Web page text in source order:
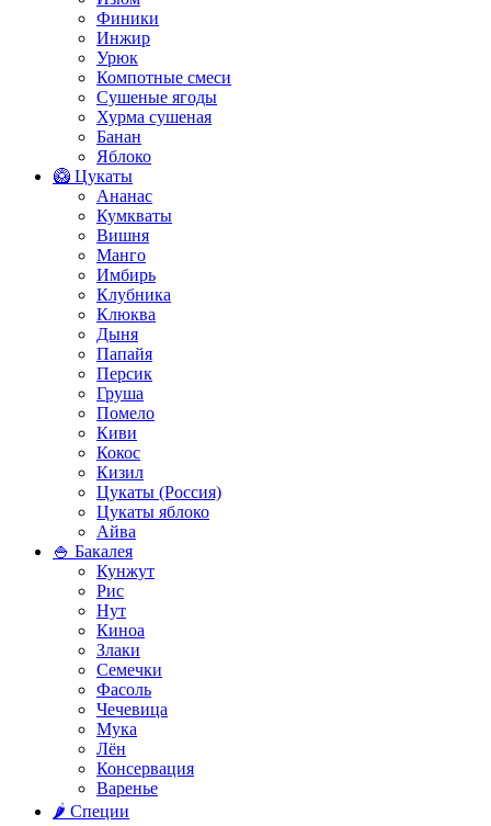
Финики
Инжир
Урюк
Компотные смеси
Сушеные ягоды
Хурма сушеная
Банан
Яблоко
🥝 Цукаты
Ананас
Кумкваты
Вишня
Манго
Имбирь
Клубника
Клюква
Дыня
Папайя
Персик
Груша
Помело
Киви
Кокос
Кизил
Цукаты (Россия)
Цукаты яблоко
Айва
🍚 Бакалея
Кунжут
Рис
Нут
Киноа
Злаки
Семечки
Фасоль
Чечевица
Мука
Лён
Консервация
Варенье
🌶️ Специи